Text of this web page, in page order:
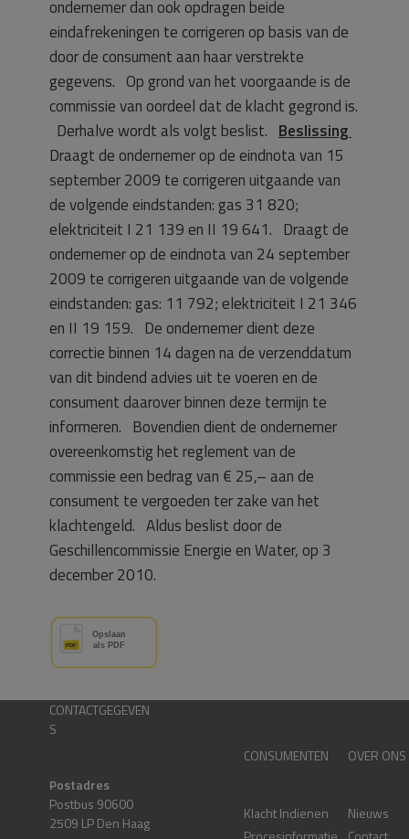
ondernemer dan ook opdragen beide
eindafrekeningen te corrigeren op basis van de
door de consument aan haar verstrekte
gegevens. Op grond van het voorgaande is de
commissie van oordeel dat de klacht gegrond is.
Derhalve wordt als volgt beslist. Beslissing
Draagt de ondernemer op de eindnota van 15
september 2009 te corrigeren uitgaande van
de volgende eindstanden: gas 31 820;
elektriciteit I 21 139 en II 19 641. Draagt de
ondernemer op de eindnota van 24 september
2009 te corrigeren uitgaande van de volgende
eindstanden: gas: 11 792; elektriciteit I 21 346
en II 19 159. De ondernemer dient deze
correctie binnen 14 dagen na de verzenddatum
van dit bindend advies uit te voeren en de
consument daarover binnen deze termijn te
informeren. Bovendien dient de ondernemer
overeenkomstig het reglement van de
commissie een bedrag van € 25,– aan de
consument te vergoeden ter zake van het
klachtengeld. Aldus beslist door de
Geschillencommissie Energie en Water, op 3
december 2010.
CONTACTGEGEVEN
S
Postadres
Postbus 90600
2509 LP Den Haag
CONSUMENTEN
Klacht Indienen
OVER ONS
Nieuws